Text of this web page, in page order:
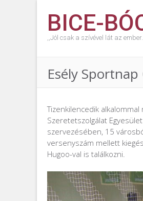
BICE-
,,Jól csak a szívével lát az
Esély
Tizenkilencedik
Szeretetszolgálat
szervezésében, 15
versenyszám mellett
Hugoo-val is találkozni.